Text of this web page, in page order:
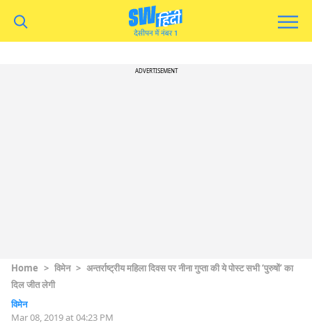
ADVERTISEMENT
Home > विमेन > अन्तर्राष्ट्रीय महिला दिवस पर नीना गुप्ता की ये पोस्ट सभी ‘पुरुषों’ का
दिल जीत लेगी
विमेन
Mar 08, 2019 at 04:23 PM